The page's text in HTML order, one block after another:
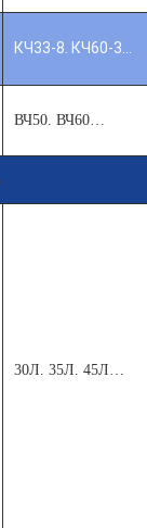
КЧ33-8. КЧ60-3…
ВЧ50. ВЧ60…
30Л. 35Л. 45Л…